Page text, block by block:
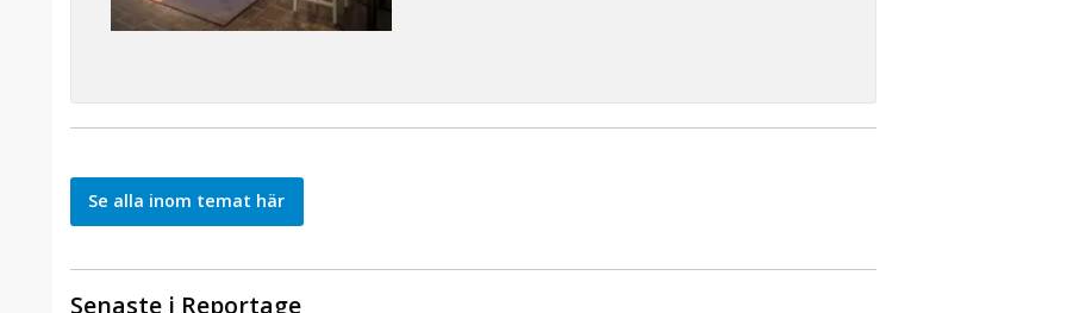
Se alla inom temat här
Senaste i Reportage